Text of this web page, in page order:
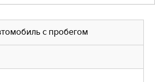
с пробегом